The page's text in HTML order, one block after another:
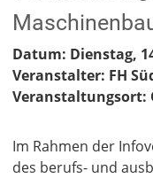
Datum: Dienstag,
Veranstalter: FH
Veranstaltungsort:
Im Rahmen der
des berufs- und